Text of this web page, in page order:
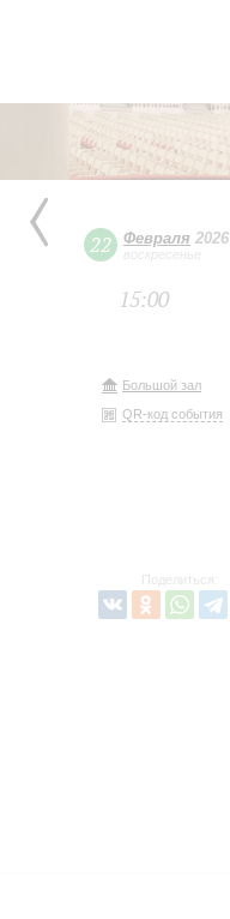
22 Февраля 2026
воскресенье
15:00
Большой зал
QR-код события
Поделиться: